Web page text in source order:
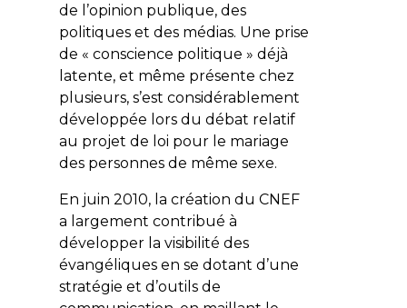
de l’opinion publique, des
politiques et des médias. Une prise
de « conscience politique » déjà
latente, et même présente chez
plusieurs, s’est considérablement
développée lors du débat relatif
au projet de loi pour le mariage
des personnes de même sexe.
En juin 2010, la création du CNEF
a largement contribué à
développer la visibilité des
évangéliques en se dotant d’une
stratégie et d’outils de